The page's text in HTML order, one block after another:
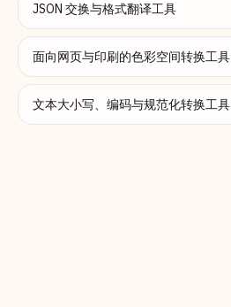
JSON 交换与格式翻译工具
面向网页与印刷的色彩空间转换工具
文本大小写、编码与规范化转换工具